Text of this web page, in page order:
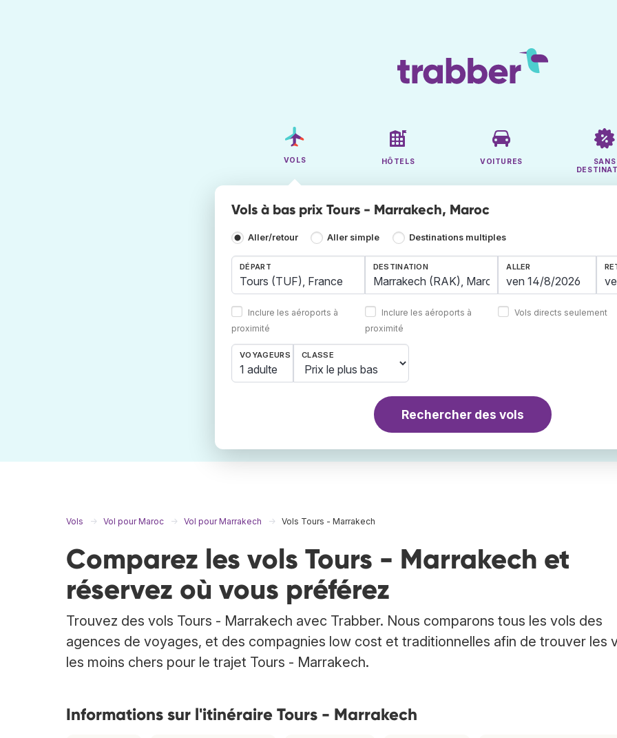
VOLS HÔTELS VOITURES
SANS
Vols à bas prix Tours - Marrakech, Maroc
Aller/retour Aller simple Destinations multiples
DÉPART
Inclure les aéroports à
proximité
DESTINATION
Inclure les aéroports à
proximité
ALLER
Vols directs seulement
VOYAGEURS
1 adulte
CLASSE
Rechercher des vols
Vols Vol pour Maroc Vol pour Marrakech Vols Tours - Marrakech
Comparez les vols Tours - Marrakech et
réservez où vous préférez
Trouvez des vols Tours - Marrakech avec Trabber. Nous comparons tous les vols des
agences de voyages, et des compagnies low cost et traditionnelles afin de trouver les
les moins chers pour le trajet Tours - Marrakech.
Informations sur l'itinéraire Tours - Marrakech